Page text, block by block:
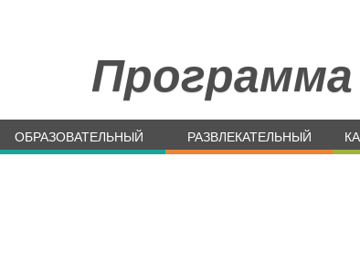
Программа
ОБРАЗОВАТЕЛЬНЫЙ РАЗВЛЕКАТЕЛЬНЫЙ